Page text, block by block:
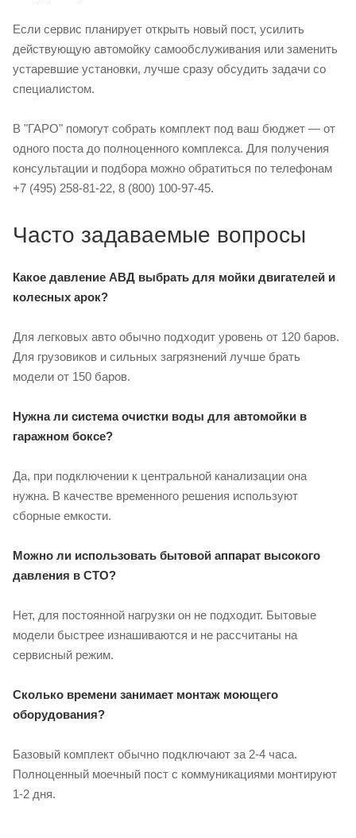
Если сервис планирует открыть новый пост, усилить
действующую автомойку самообслуживания или заменить
устаревшие установки, лучше сразу обсудить задачи со
специалистом.
В "ГАРО" помогут собрать комплект под ваш бюджет — от
одного поста до полноценного комплекса. Для получения
консультации и подбора можно обратиться по телефонам
+7 (495) 258-81-22, 8 (800) 100-97-45.
Часто задаваемые вопросы
Какое давление АВД выбрать для мойки двигателей и
колесных арок?
Для легковых авто обычно подходит уровень от 120 баров.
Для грузовиков и сильных загрязнений лучше брать
модели от 150 баров.
Нужна ли система очистки воды для автомойки в
гаражном боксе?
Да, при подключении к центральной канализации она
нужна. В качестве временного решения используют
сборные емкости.
Можно ли использовать бытовой аппарат высокого
давления в СТО?
Нет, для постоянной нагрузки он не подходит. Бытовые
модели быстрее изнашиваются и не рассчитаны на
сервисный режим.
Сколько времени занимает монтаж моющего
оборудования?
Базовый комплект обычно подключают за 2-4 часа.
Полноценный моечный пост с коммуникациями монтируют
1-2 дня.